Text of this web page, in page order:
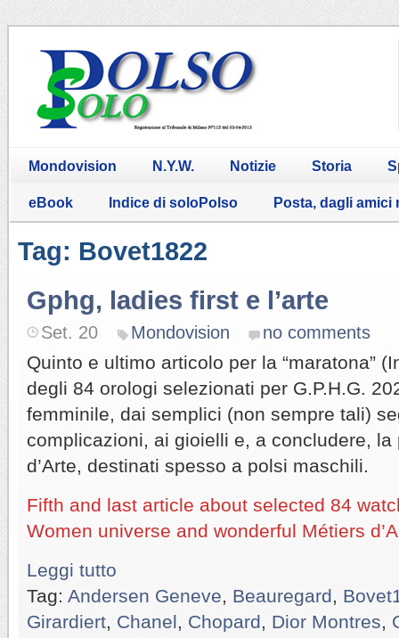
Mondovision N.Y.W. Notizie Storia
eBook Indice di soloPolso Posta, dagli amici
Tag: Bovet1822
Gphg, ladies first e l’arte
Set. 20 Mondovision no comments
Quinto e ultimo articolo per la “maratona”
degli 84 orologi selezionati per G.P.H.G.
femminile, dai semplici (non sempre tali)
complicazioni, ai gioielli e, a concludere,
d’Arte, destinati spesso a polsi maschili.
Fifth and last article about selected 84
Women universe and wonderful Métiers
Leggi tutto
Tag: Andersen Geneve Beauregard
Girardiert Chanel Chopard Dior Montres